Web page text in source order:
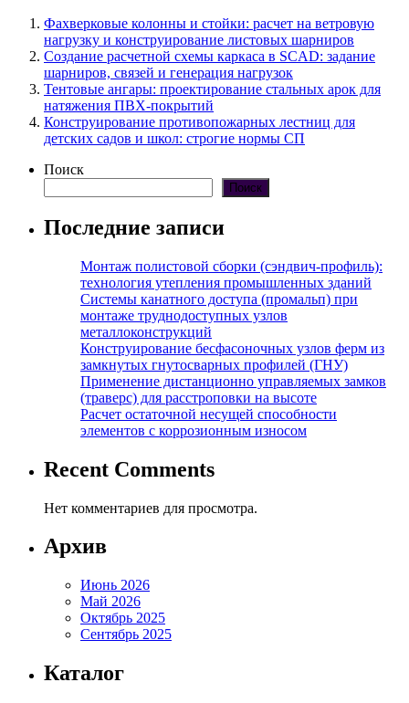
Фахверковые колонны и стойки: расчет на ветровую
нагрузку и конструирование листовых шарниров
Создание расчетной схемы каркаса в SCAD: задание
шарниров, связей и генерация нагрузок
Тентовые ангары: проектирование стальных арок для
натяжения ПВХ-покрытий
Конструирование противопожарных лестниц для
детских садов и школ: строгие нормы СП
Поиск
Поиск
Последние записи
Монтаж полистовой сборки (сэндвич-профиль):
технология утепления промышленных зданий
Системы канатного доступа (промальп) при
монтаже труднодоступных узлов
металлоконструкций
Конструирование бесфасоночных узлов ферм из
замкнутых гнутосварных профилей (ГНУ)
Применение дистанционно управляемых замков
(траверс) для расстроповки на высоте
Расчет остаточной несущей способности
элементов с коррозионным износом
Recent Comments
Нет комментариев для просмотра.
Архив
Июнь 2026
Май 2026
Октябрь 2025
Сентябрь 2025
Каталог